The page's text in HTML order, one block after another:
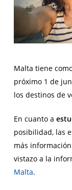
Malta tiene
próximo 1 de
los destinos de
En cuanto a
posibilidad, las
más
vistazo a la
Malta.